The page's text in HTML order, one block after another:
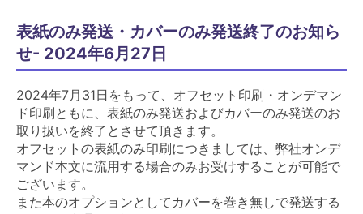
表紙のみ発送・カバーのみ発送終了のお知ら
せ- 2024年6月27日
2024年7月31日をもって、オフセット印刷・オンデマン
ド印刷ともに、表紙のみ発送およびカバーのみ発送のお
取り扱いを終了とさせて頂きます。
オフセットの表紙のみ印刷につきましては、弊社オンデ
マンド本文に流用する場合のみお受けすることが可能で
ございます。
また本のオプションとしてカバーを巻き無しで発送する